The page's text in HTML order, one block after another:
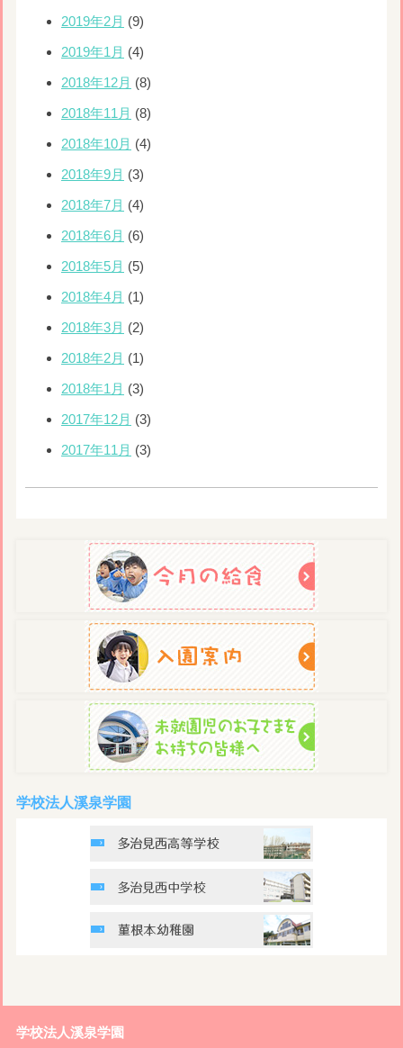
2019年2月 (9)
2019年1月 (4)
2018年12月 (8)
2018年11月 (8)
2018年10月 (4)
2018年9月 (3)
2018年7月 (4)
2018年6月 (6)
2018年5月 (5)
2018年4月 (1)
2018年3月 (2)
2018年2月 (1)
2018年1月 (3)
2017年12月 (3)
2017年11月 (3)
学校法人溪泉学園
学校法人溪泉学園